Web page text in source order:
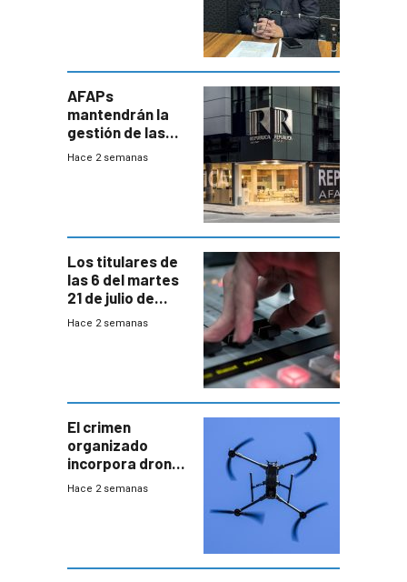
AFAPs
mantendrán la
gestión de las
cuentas
Hace 2 semanas
Los titulares de
las 6 del martes
21 de julio de
2026
Hace 2 semanas
El crimen
organizado
incorpora drones
y abre un nuevo
Hace 2 semanas